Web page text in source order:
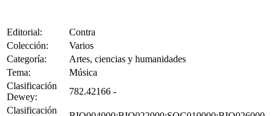
Editorial:
Contra
Colección:
Varios
Categoría:
Artes, ciencias y humanidades
Tema:
Música
Clasificación
Dewey:
782.42166 -
Clasificación